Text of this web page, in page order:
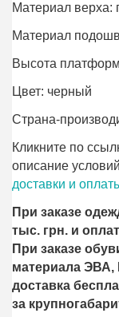
Материал верха:
Материал
Высота
Цвет: черный
Страна-
Кликните по
описание
доставки и
При заказе
тыс. грн. и
При заказе
материала ЭВА,
доставка
за